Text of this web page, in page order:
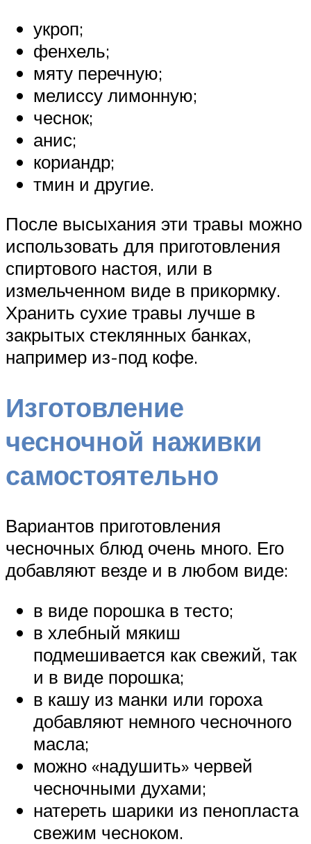
укроп;
фенхель;
мяту перечную;
мелиссу лимонную;
чеснок;
анис;
кориандр;
тмин и другие.
После высыхания эти травы можно
использовать для приготовления
спиртового настоя, или в
измельченном виде в прикормку.
Хранить сухие травы лучше в
закрытых стеклянных банках,
например из-под кофе.
Изготовление
чесночной наживки
самостоятельно
Вариантов приготовления
чесночных блюд очень много. Его
добавляют везде и в любом виде:
в виде порошка в тесто;
в хлебный мякиш
подмешивается как свежий, так
и в виде порошка;
в кашу из манки или гороха
добавляют немного чесночного
масла;
можно «надушить» червей
чесночными духами;
натереть шарики из пенопласта
свежим чесноком.